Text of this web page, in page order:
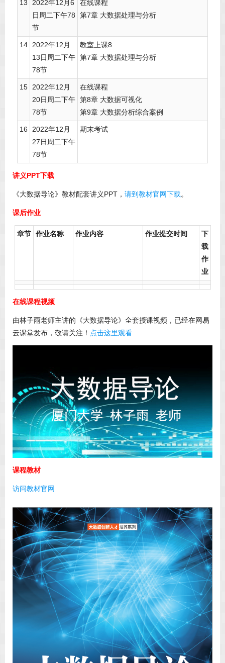
13
2022年12月6
日周二下午78
节
在线课程
第7章 大数据处理与分析
14
2022年12月
13日周二下午
78节
教室上课8
第7章 大数据处理与分析
15
2022年12月
20日周二下午
78节
在线课程
第8章 大数据可视化
第9章 大数据分析综合案例
16
2022年12月
27日周二下午
78节
期末考试
讲义PPT下载
《大数据导论》教材配套讲义PPT， 请到教材官网下载。
课后作业
章节 作业名称 作业内容 作业提交时间
下
载
作
业
在线课程视频
由林子雨老师主讲的《大数据导论》全套授课视频，已经在网易
云课堂发布，敬请关注！ 点击这里观看
课程教材
访问教材官网